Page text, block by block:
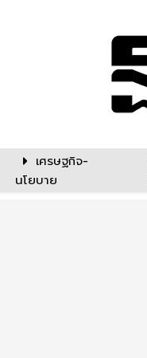
เศรษฐกิจ-
นโยบาย